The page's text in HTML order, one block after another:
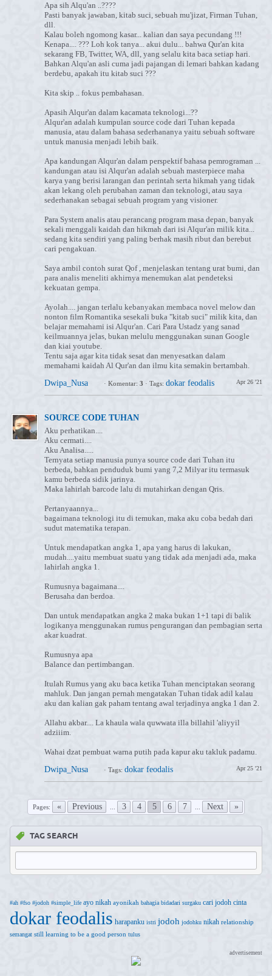
Apa sih Alqu'an ..????
Pasti banyak jawaban, kitab suci, sebuah mu'jizat, Firman Tuhan,
dll.
Kalau boleh ngomong kasar... kalian dan saya pecundang !!!
Kenapa.... ??? Loh kok tanya... akui dulu... bahwa Qur'an kita
sekarang FB, Twitter, WA, dll, yang selalu kita baca setiap hari.
Bahkan Alqu'an asli cuma jadi pajangan di lemari bahkan kadang
berdebu, apakah itu kitab suci ???
Kita skip .. fokus pembahasan.
Apasih Alqur'an dalam kacamata teknologi...??
Alqur'an adalah kumpulan source code dari Tuhan kepada
manusia, atau dalam bahasa sederhananya yaitu sebuah software
untuk manusia menjadi lebih baik.
Apa kandungan Alqur'an dalam perspektif bahasa pemrograman ...
kandungan atau isi Alqur'an adalah sebuah masterpiece maha
karya yang berisi larangan dan perintah serta hikmah yang tidak
akan lekang oleh perubahan zaman dan teknologi, atau saya
sederhanakan sebagai sebuah program yang visioner.
Para System analis atau perancang program masa depan, banyak
sekali menggali kaidah dan hikmah dari isi Alqur'an milik kita...
sedang kita sendiri yang paling berhak masih ribut dan berebut
cari pengakuan.
Saya ambil contoh surat Qof , menjelaskan tentang urat bumi, dan
para analis meneliti akhirnya menemukan alat pendeteksi
kekuatan gempa.
Ayolah.... jangan terlalu kebanyakan membaca novel melow dan
nonton film Romantika sesekali buka "kitab suci" milik kita, dan
belajar memahami isi Alqur'an. Cari Para Ustadz yang sanad
keilmuannya jelas, bukan melulu menggunakan sunan Google
dan kiai youtube.
Tentu saja agar kita tidak sesat dan menyesatkan dalam
memahami kaidah Al Qur'an dan ilmu kita semakin bertambah.
Dwipa_Nusa
Apr 26 '21
· Komentar: 3 · Tags: dokar feodalis
SOURCE CODE TUHAN
Aku perhatikan....
Aku cermati....
Aku Analisa.....
Ternyata setiap manusia punya source code dari Tuhan itu
berbeda, bahkan penduduk bumi yang 7,2 Milyar itu termasuk
kamu berbeda sidik jarinya.
Maka lahirlah barcode lalu di mutahirkan dengan Qris.
Pertanyaannya...
bagaimana teknologi itu di temukan, maka aku coba bedah dari
sudut matematika terapan.
Untuk mendapatkan angka 1, apa yang harus di lakukan,
mudah....yaitu membuat suatu yang tidak ada menjadi ada, maka
lahirlah angka 1.
Rumusnya bagaimana....
Berusaha dan berdoa.
Dan untuk mendapatkan angka 2 maka bukan 1+1 tapi di balik
logikanya menggunakan rumus pengurangan dan pembagian serta
akar kuadrat.
Rumusnya apa
Balance dan pertimbangan.
Itulah Rumus yang aku baca ketika Tuhan menciptakan seorang
mahluk. Dan jangan pernah mengatakan Tuhan tidak adil kalau
aku dan kalian gak paham tentang awal terjadinya angka 1 dan 2.
Allahu akbar.... La khaula wala quwwata illa billahil 'aliyyil
adziiim.
Wahai dzat pembuat warna putih pada kapur aku takluk padamu.
Dwipa_Nusa
Apr 25 '21
· Tags: dokar feodalis
Pages: « Previous 3 4 5 6 7 Next »
TAG SEARCH
#ah #fso #jodoh #simple_life ayo nikah ayonikah bahagia bidadari surgaku cari jodoh cinta
dokar feodalis harapanku istri jodoh jodohku nikah relationship
semangat still learning to be a good person tulus
advertisement